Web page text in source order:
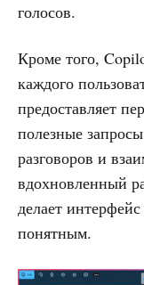
голосов.
Кроме того,
каждого
предоставляет
полезные
разговоров и
вдохновленный
делает
понятным.